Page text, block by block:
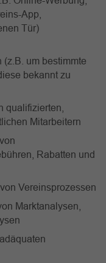
App,
Tür)
um bestimmte
bekannt zu
qualifizierten,
Mitarbeitern
Rabatten und
Vereinsprozessen
Marktanalysen,